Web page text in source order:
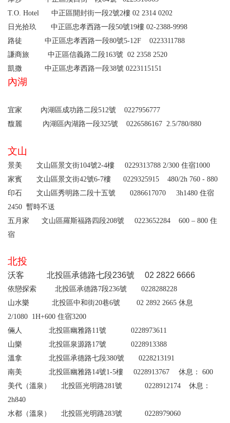
T.O. Hotel 中正區開封街一段2號2樓 02 2314 0202
日光拾玖
中正區忠孝西路一段50號19樓 02-2388-9998
路徒
中正區忠孝西路一段80號5-12F 0223311788
謙商旅
中正區信義路二段163號 02 2358 2520
凱撒
中正區忠孝西路一段38號 0223115151
內湖
宜家 內湖區成功路二段512號
0227956777
馥麗 內湖區內湖路一段325號 0226586167 2.5/780/880
文山
景美 文山區景文街104號2-4樓 0229313788 2/300 住宿1000
家賓
文山區景文街42號6-7樓 0229325915 480/2h 760 - 880
印石
文山區秀明路二段十五號 0286617070 3h1480 住宿
2450 暫時不送
五月家
文山區羅斯福路四段208號 0223652284 600 – 800 住
宿
北投
沃客 北投區承德路七段236號 02 2822 6666
依戀探索
北投區承德路7段236號 0228288228
山水樂
北投區中和街20巷6號 02 2892 2665 休息
2/1080 1H+600 住宿3200
倆人 北投區幽雅路11號 0228973611
山樂 北投區泉源路17號 0228913388
溫拿 北投區承德路七段380號 0228213191
南美 北投區幽雅路14號1-5樓 0228913767 休息： 600
美代（溫泉） 北投區光明路281號 0228912174 休息：
2h840
水都（溫泉） 北投區光明路283號 0228979060